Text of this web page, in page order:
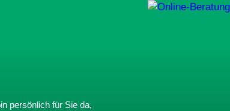
persönlich für Sie da,